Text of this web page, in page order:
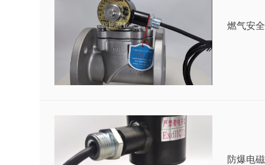
燃气安
防爆电